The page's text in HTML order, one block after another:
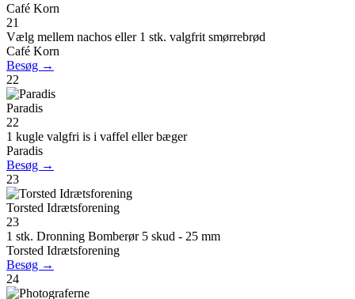
Café Korn
21
Vælg mellem nachos eller 1 stk. valgfrit smørrebrød
Café Korn
Besøg →
22
Paradis
22
1 kugle valgfri is i vaffel eller bæger
Paradis
Besøg →
23
Torsted Idrætsforening
23
1 stk. Dronning Bomberør 5 skud - 25 mm
Torsted Idrætsforening
Besøg →
24